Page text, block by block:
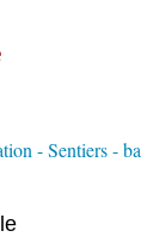
- Sentiers -